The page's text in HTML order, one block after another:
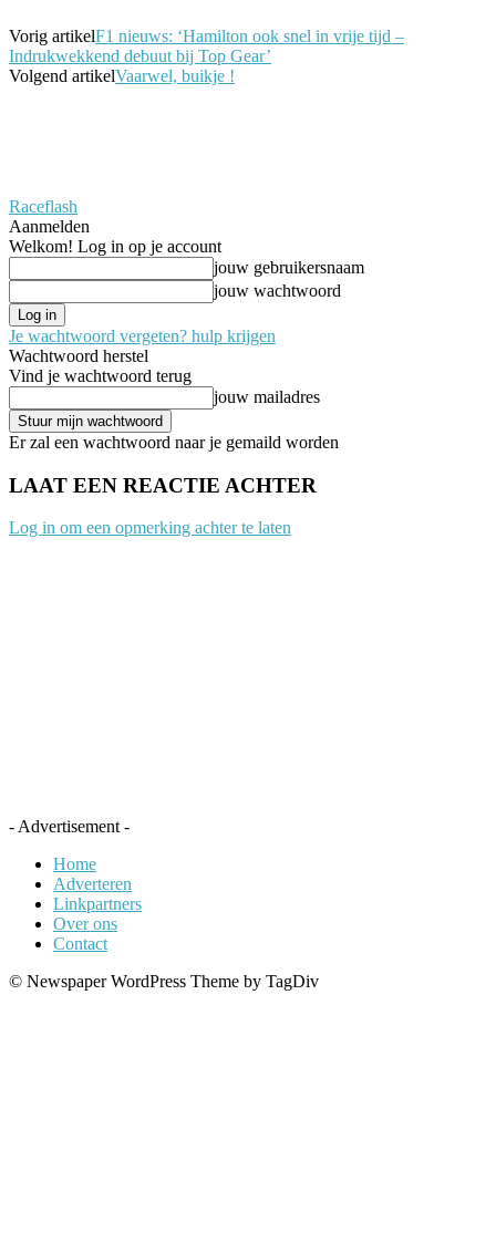
Vorig artikelF1 nieuws: ‘Hamilton ook snel in vrije tijd –
Indrukwekkend debuut bij Top Gear’
Volgend artikelVaarwel, buikje !
Raceflash
Aanmelden
Welkom! Log in op je account
jouw gebruikersnaam
jouw wachtwoord
Je wachtwoord vergeten? hulp krijgen
Wachtwoord herstel
Vind je wachtwoord terug
jouw mailadres
Er zal een wachtwoord naar je gemaild worden
LAAT EEN REACTIE ACHTER
Log in om een opmerking achter te laten
- Advertisement -
Home
Adverteren
Linkpartners
Over ons
Contact
© Newspaper WordPress Theme by TagDiv